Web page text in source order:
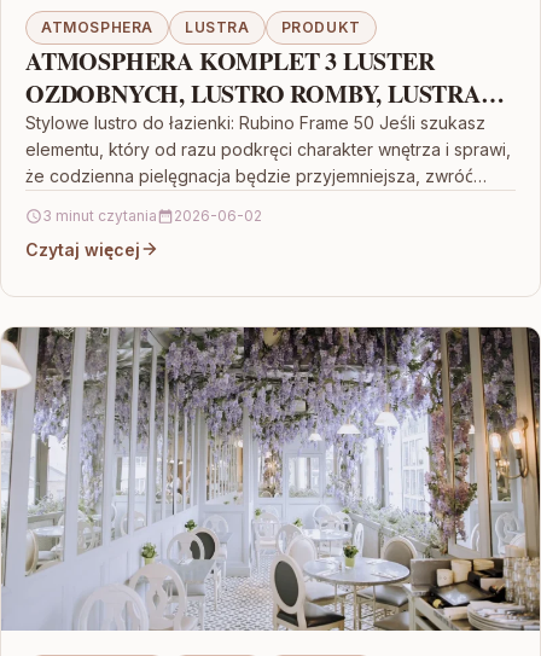
ATMOSPHERA LUSTRA PRODUKT
ATMOSPHERA KOMPLET 3 LUSTER
OZDOBNYCH, LUSTRO ROMBY, LUSTRA
DEKORACYJNE, LUSTRA NA ŚCIANĘ,
LUSTRO W RAMIE, LUSTRA WISZĄCE,
NOWOCZESNE LUSTRA
Stylowe lustro do łazienki: Rubino Frame 50 Jeśli szukasz
elementu, który od razu podkręci charakter wnętrza i sprawi,
że codzienna pielęgnacja będzie przyjemniejsza, zwróć…
3 minut czytania 2026-06-02
Czytaj więcej